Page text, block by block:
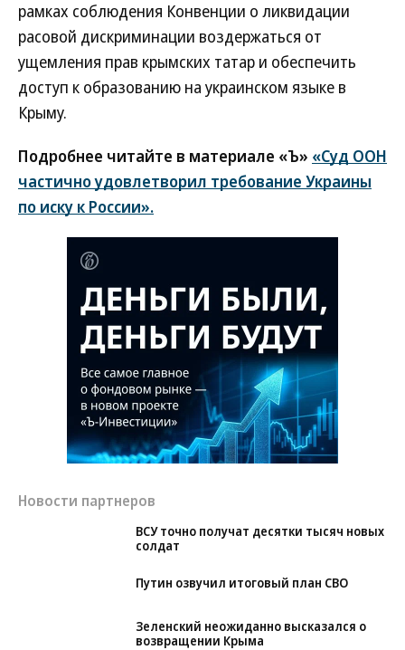
рамках соблюдения Конвенции о ликвидации
расовой дискриминации воздержаться от
ущемления прав крымских татар и обеспечить
доступ к образованию на украинском языке в
Крыму.
Подробнее читайте в материале «Ъ» «Суд ООН
частично удовлетворил требование Украины
по иску к России».
Новости партнеров
ВСУ точно получат десятки тысяч новых
солдат
Путин озвучил итоговый план СВО
Зеленский неожиданно высказался о
возвращении Крыма